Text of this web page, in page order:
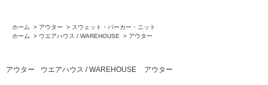
ホーム > アウター > スウェット・パーカー・ニット
ホーム
> ウエアハウス / WAREHOUSE > アウター
アウター ウエアハウス / WAREHOUSE アウター